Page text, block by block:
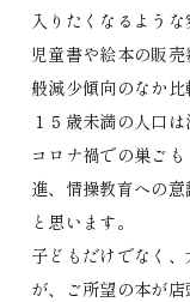
入りたくなるような
児童書や絵本の販
般減少傾向のなか比
１５歳未満の人口
コロナ禍での巣ご
進、情操教育への
と思います。
子どもだけでなく
が、ご所望の本が